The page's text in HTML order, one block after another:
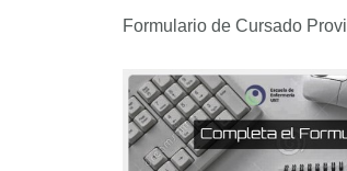
Formulario de Cursado